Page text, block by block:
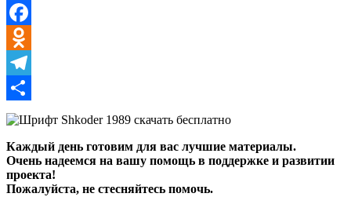
VK
Facebook
Odnoklassniki
Telegram
Отправить
Каждый день готовим для вас лучшие материалы.
Очень надеемся на вашу помощь в поддержке и развитии
проекта!
Пожалуйста, не стесняйтесь помочь.